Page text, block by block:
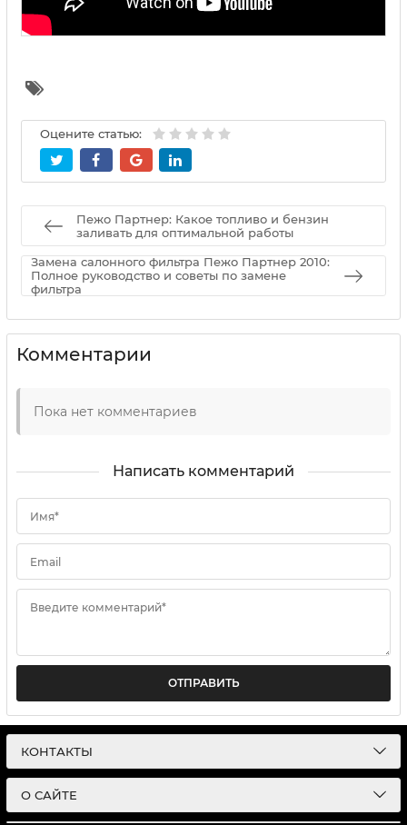
Оцените статью:
Пежо Партнер: Какое топливо и бензин
заливать для оптимальной работы
Замена салонного фильтра Пежо Партнер 2010:
Полное руководство и советы по замене
фильтра
Комментарии
Пока нет комментариев
Написать комментарий
Имя*
Email
Введите комментарий*
ОТПРАВИТЬ
КОНТАКТЫ
О САЙТЕ